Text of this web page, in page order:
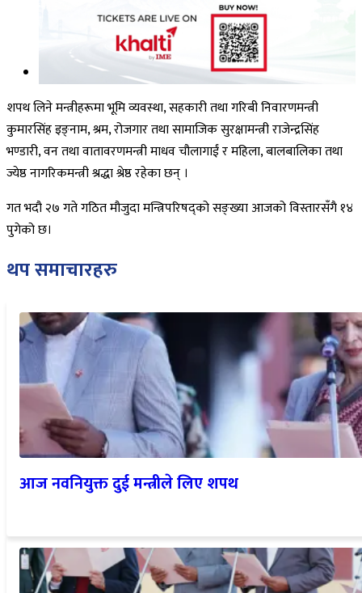
शपथ लिने मन्त्रीहरूमा भूमि व्यवस्था, सहकारी तथा गरिबी निवारणमन्त्री
कुमारसिंह इङ्नाम, श्रम, रोजगार तथा सामाजिक सुरक्षामन्त्री राजेन्द्रसिंह
भण्डारी, वन तथा वातावरणमन्त्री माधव चौलागाईं र महिला, बालबालिका तथा
ज्येष्ठ नागरिकमन्त्री श्रद्धा श्रेष्ठ रहेका छन् ।
गत भदौ २७ गते गठित मौजुदा मन्त्रिपरिषद्को सङ्ख्या आजको विस्तारसँगै १४
पुगेको छ।
थप समाचारहरु
आज नवनियुक्त दुई मन्त्रीले लिए शपथ